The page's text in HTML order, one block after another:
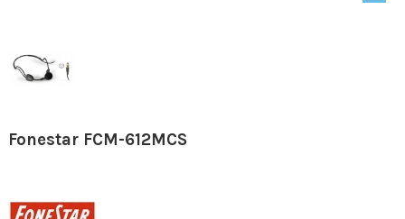
Fonestar FCM-612MCS